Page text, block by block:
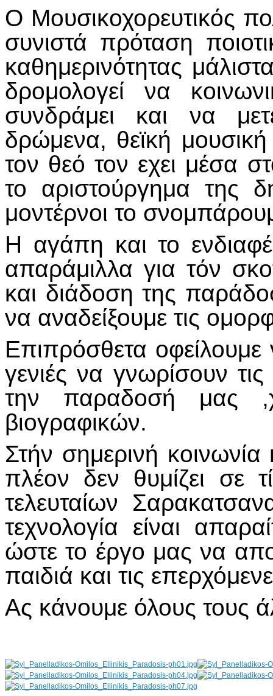
Ο Μουσικοχορευτικός
συνιστά πρόταση
καθημερινότητας
δρομολογεί να
συνδράμει και να
δρώμενα, θεϊκή
τον θεό τον εχει μέσα
το αριστούργημα της
μοντέρνοι το
Η αγάπη και το
απαράμιλλα για τόν
και διάδοση της
να αναδείξουμε τις
Επιπρόσθετα οφείλουμε
γενιές να γνωρίσουν
την παραδοσή μας
βιογραφικών.
Στήν σημερινή
πλέον δεν θυμίζει σε
τελευταίων
τεχνολογία είναι
ώστε το έργο μας να
παιδιά και τις
Ας κάνουμε όλους τους